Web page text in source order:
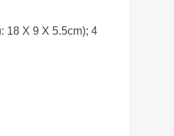
18 X 9 X 5.5cm); 4